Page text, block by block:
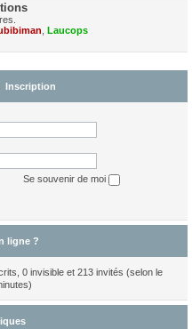
Laucops
Inscription
Se souvenir de moi
ligne ?
0 invisible et 213 invités (selon le